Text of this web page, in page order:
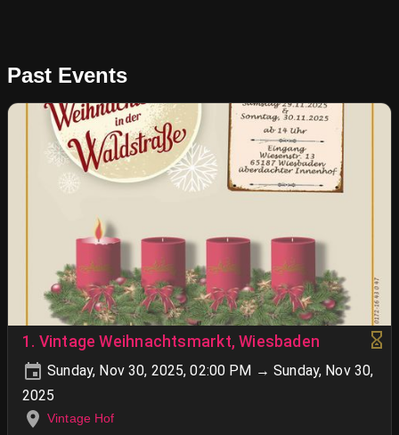
Past Events
1. Vintage Weihnachtsmarkt, Wiesbaden
Sunday, Nov 30, 2025, 02:00 PM → Sunday, Nov 30,
2025
Vintage Hof